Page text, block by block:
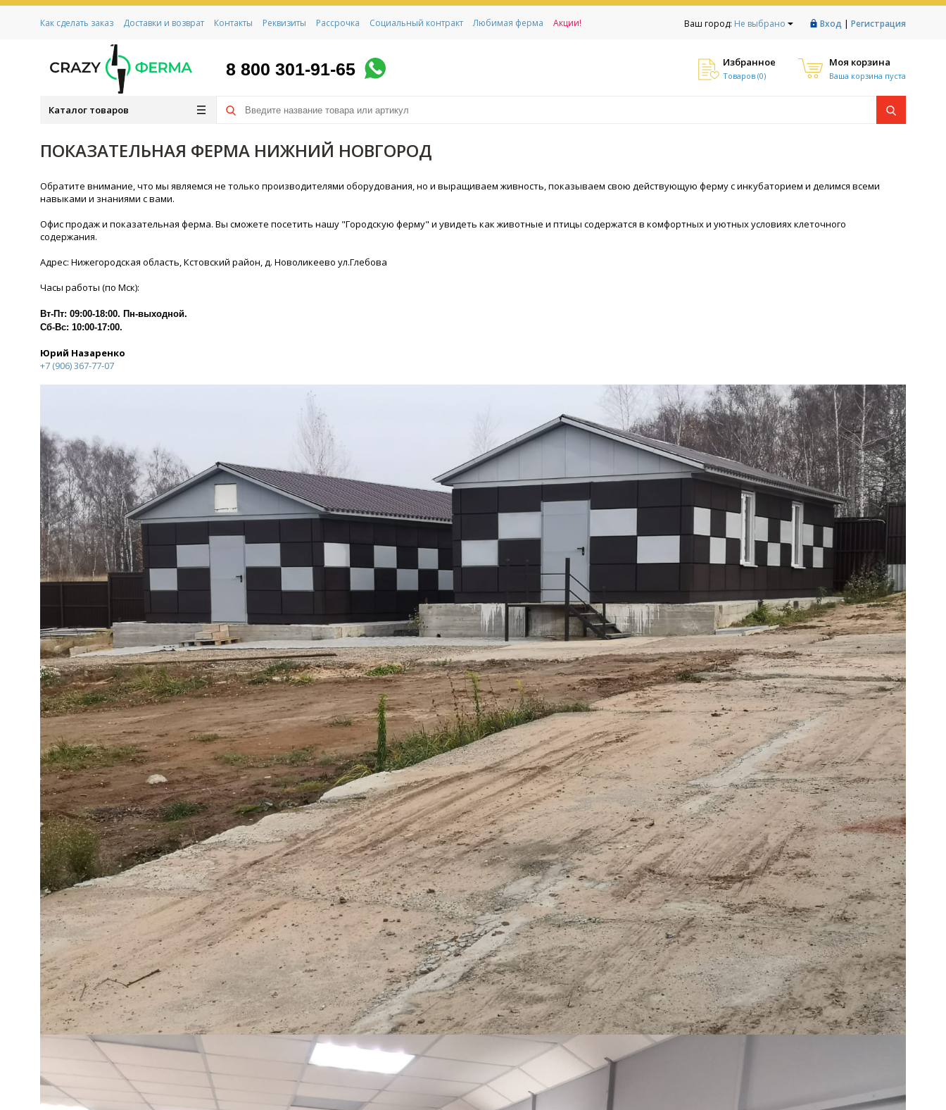
Ваш город: Не выбрано Вход | Регистрация
Как сделать заказ Доставки и возврат Контакты Реквизиты Рассрочка Социальный контракт Любимая ферма Акции!
8 800 301-91-65 Избранное
Товаров (0)
Моя корзина
Ваша корзина пуста
Каталог товаров
ПОКАЗАТЕЛЬНАЯ ФЕРМА НИЖНИЙ НОВГОРОД
Обратите внимание, что мы являемся не только производителями оборудования, но и выращиваем живность, показываем свою действующую ферму с инкубаторием и делимся всеми
навыками и знаниями с вами.
Офис продаж и показательная ферма. Вы сможете посетить нашу "Городскую ферму" и увидеть как животные и птицы содержатся в комфортных и уютных условиях клеточного
содержания.
Адрес: Нижегородская область, Кстовский район, д. Новоликеево ул.Глебова
Часы работы (по Мск):
Вт-Пт: 09:00-18:00. Пн-выходной.
Сб-Вс: 10:00-17:00.
Юрий Назаренко
+7 (906) 367-77-07